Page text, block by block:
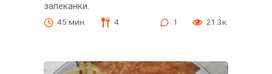
запеканки.
45 мин. 4 1 21.3к.